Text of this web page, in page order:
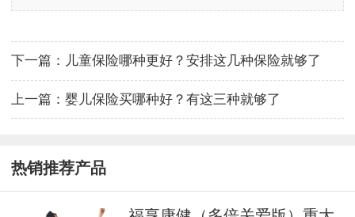
下一篇： 儿童保险哪种更好？安排这几种保险就够了
上一篇： 婴儿保险买哪种好？有这三种就够了
热销推荐产品